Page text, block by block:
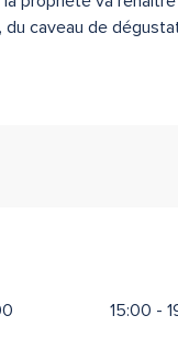
caveau de
15:00 -